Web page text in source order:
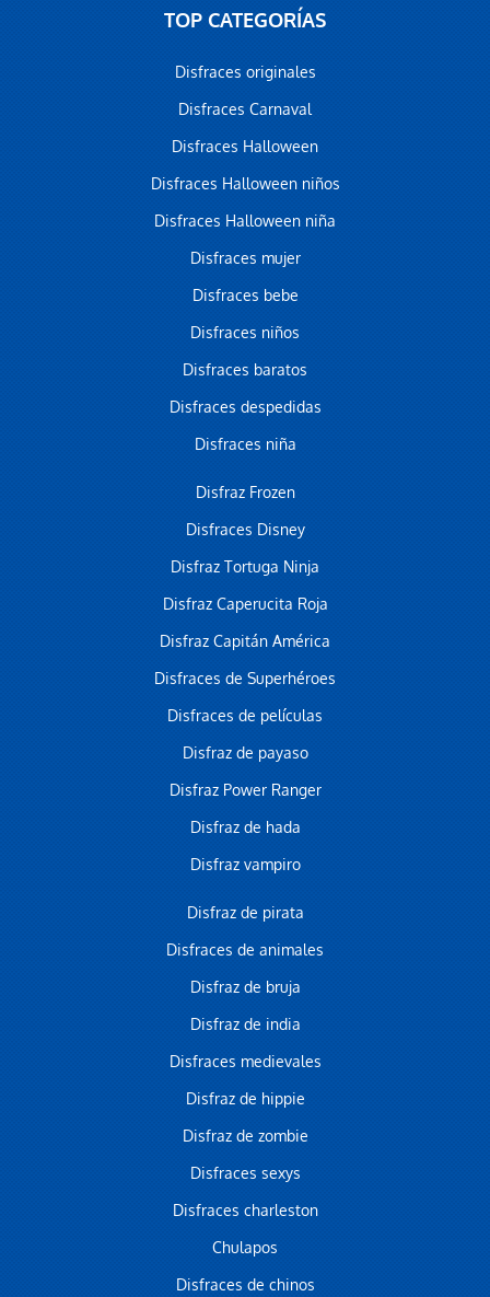
TOP CATEGORÍAS
Disfraces originales
Disfraces Carnaval
Disfraces Halloween
Disfraces Halloween niños
Disfraces Halloween niña
Disfraces mujer
Disfraces bebe
Disfraces niños
Disfraces baratos
Disfraces despedidas
Disfraces niña
Disfraz Frozen
Disfraces Disney
Disfraz Tortuga Ninja
Disfraz Caperucita Roja
Disfraz Capitán América
Disfraces de Superhéroes
Disfraces de películas
Disfraz de payaso
Disfraz Power Ranger
Disfraz de hada
Disfraz vampiro
Disfraz de pirata
Disfraces de animales
Disfraz de bruja
Disfraz de india
Disfraces medievales
Disfraz de hippie
Disfraz de zombie
Disfraces sexys
Disfraces charleston
Chulapos
Disfraces de chinos